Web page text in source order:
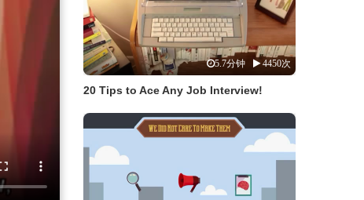
5.7分钟 4450次
20 Tips to Ace Any Job Interview!